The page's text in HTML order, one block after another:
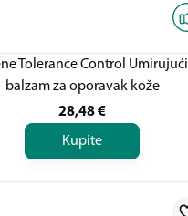
Tolerance Control Umirujući
balzam za oporavak kože
28,48€
Kupite